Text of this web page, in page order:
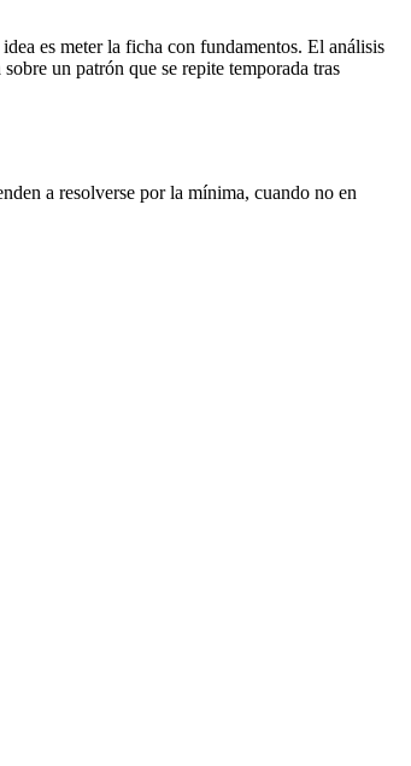
es meter la ficha con fundamentos. El análisis
un patrón que se repite temporada tras
a resolverse por la mínima, cuando no en